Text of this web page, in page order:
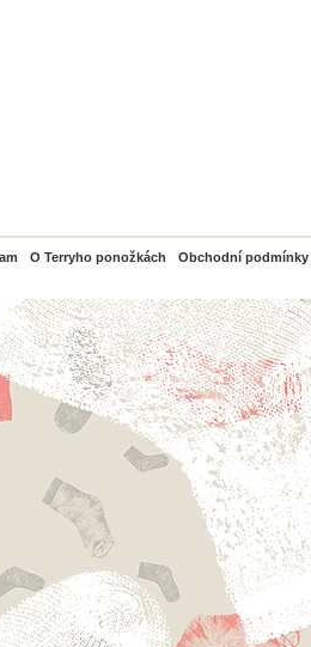
O Terryho ponožkách Obchodní podmínky
PayPal